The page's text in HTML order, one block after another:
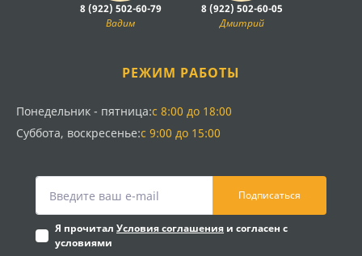
8 (922) 502-60-79
Вадим
8 (922) 502-60-05
Дмитрий
РЕЖИМ РАБОТЫ
Понедельник - пятница:с 8:00 до 18:00
Суббота, воскресенье:с 9:00 до 15:00
Подписаться
Я прочитал Условия соглашения и согласен с
условиями